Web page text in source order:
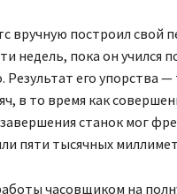
вручную построил свой
недель, пока он учился
его упорства
в то время как
станок мог
пяти тысячных
часовщиком на